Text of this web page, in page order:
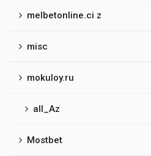
melbetonline.ci z
misc
mokuloy.ru
all_Az
Mostbet